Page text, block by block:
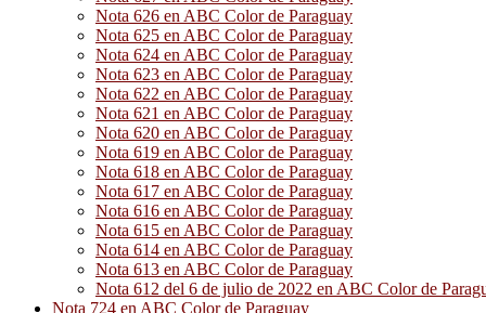
Nota 626 en ABC Color de Paraguay
Nota 625 en ABC Color de Paraguay
Nota 624 en ABC Color de Paraguay
Nota 623 en ABC Color de Paraguay
Nota 622 en ABC Color de Paraguay
Nota 621 en ABC Color de Paraguay
Nota 620 en ABC Color de Paraguay
Nota 619 en ABC Color de Paraguay
Nota 618 en ABC Color de Paraguay
Nota 617 en ABC Color de Paraguay
Nota 616 en ABC Color de Paraguay
Nota 615 en ABC Color de Paraguay
Nota 614 en ABC Color de Paraguay
Nota 613 en ABC Color de Paraguay
Nota 612 del 6 de julio de 2022 en ABC Color de
Nota 724 en ABC Color de Paraguay